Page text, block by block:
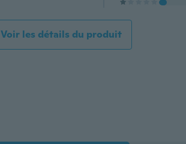
Voir les détails du produit